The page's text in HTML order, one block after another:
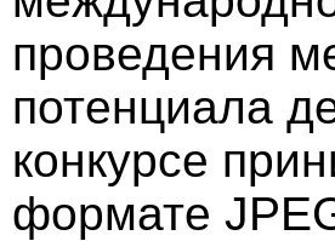
проведения
потенциала
конкурсе
формате